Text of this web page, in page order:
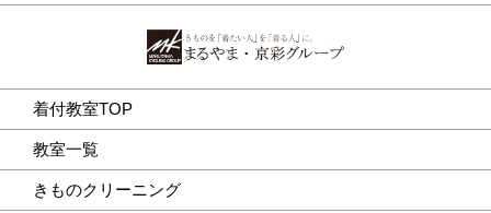
着付教室TOP
教室一覧
きものクリーニング